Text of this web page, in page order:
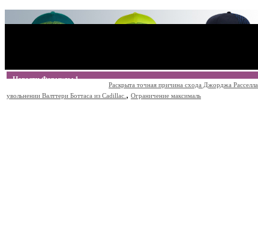
Новости Формулы 1
Раскрыта точная причина схода Джорджа Расселла
увольнении Валттери Боттаса из Cadillac. , Ограничение максималь